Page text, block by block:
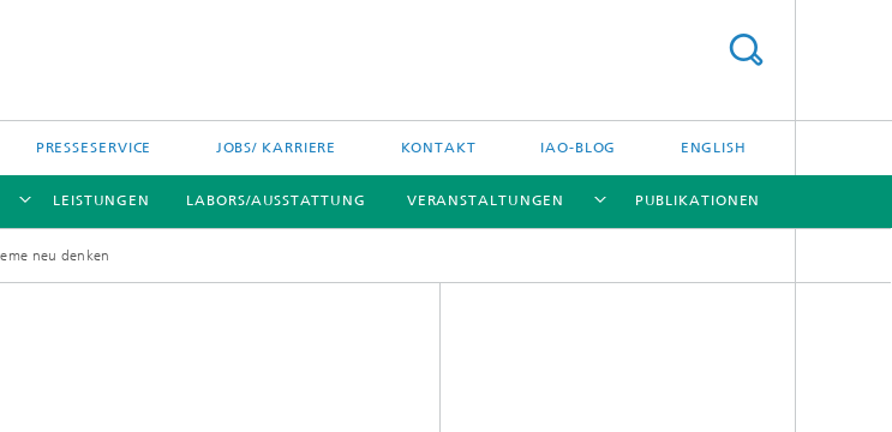
PRESSESERVICE JOBS/ KARRIERE KONTAKT IAO-BLOG ENGLISH
LEISTUNGEN LABORS/AUSSTATTUNG VERANSTALTUNGEN PUBLIKATIONEN
neu denken​​